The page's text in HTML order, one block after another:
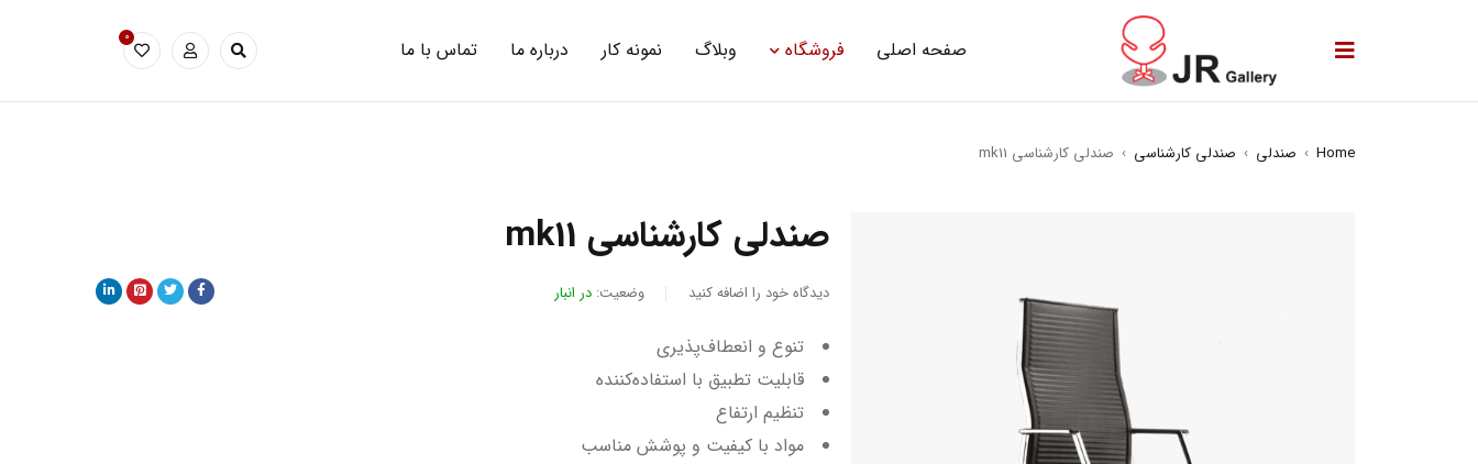
صفحه اصلی فروشگاه وبلاگ نمونه کار درباره ما تماس با ما 0
Home
› صندلی › صندلی کارشناسی › صندلی کارشناسی mk11
صندلی کارشناسی mk11
دیدگاه خود را اضافه کنید وضعیت: در انبار
تنوع و انعطاف‌پذیری
قابلیت تطبیق با استفاده‌کننده
تنظیم ارتفاع
مواد با کیفیت و پوشش مناسب